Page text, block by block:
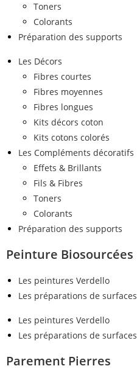
Toners
Colorants
Préparation des supports
Les Décors
Fibres courtes
Fibres moyennes
Fibres longues
Kits décors coton
Kits cotons colorés
Les Compléments décoratifs
Effets & Brillants
Fils & Fibres
Toners
Colorants
Préparation des supports
Peinture Biosourcées
Les peintures Verdello
Les préparations de surfaces
Les peintures Verdello
Les préparations de surfaces
Parement Pierres